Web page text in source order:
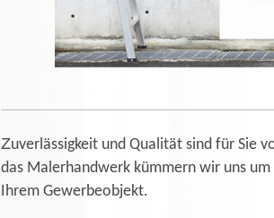
Zuverlässigkeit und Qualität sind für Sie
das Malerhandwerk kümmern wir uns
Ihrem Gewerbeobjekt.